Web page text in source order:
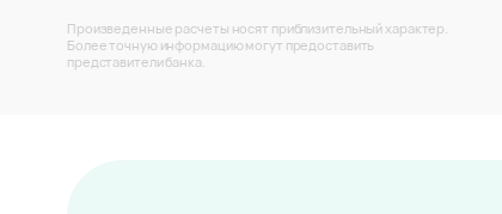
Произведенные расчеты носят приблизительный характер.
Более точную информацию могут предоставить
представители банка.